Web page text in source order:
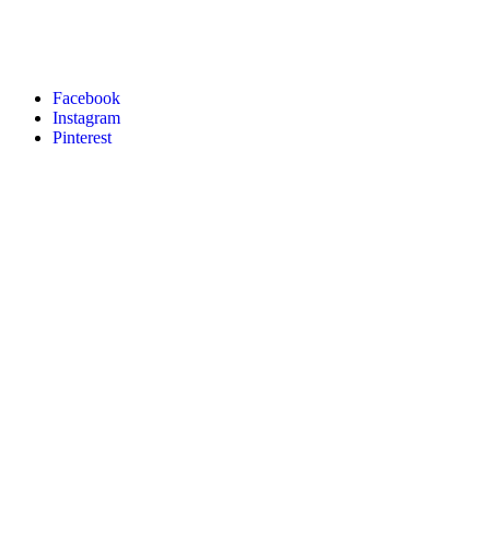
Facebook
Instagram
Pinterest